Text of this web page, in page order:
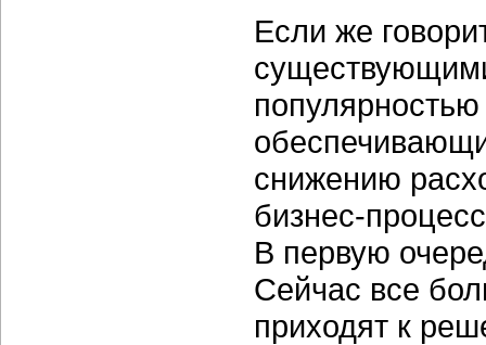
Если же
снижению
бизнес-
В первую
Сейчас все
приходят к